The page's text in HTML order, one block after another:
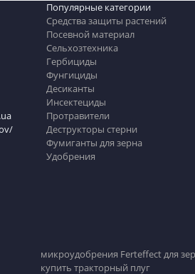
Популярные категории
Средства защиты растений
Посевной материал
Сельхозтехника
Гербициды
Фунгициды
Десиканты
Инсектециды
Протравители
Деструкторы стерни
Фумиганты для зерна
Удобрения
микроудобрения Ferteffect для
купить тракторный плуг